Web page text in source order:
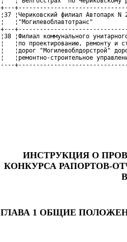
ИНСТРУКЦИЯ О
КОНКУРСА РАПОРТОВ-
ГЛАВА 1 ОБЩИЕ